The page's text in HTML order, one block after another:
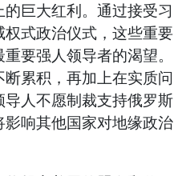
巨大红利。通过接受习
式政治仪式，这些重要
要强人领导者的渴望。
累积，再加上在实质问
导人不愿制裁支持俄罗斯
影响其他国家对地缘政治